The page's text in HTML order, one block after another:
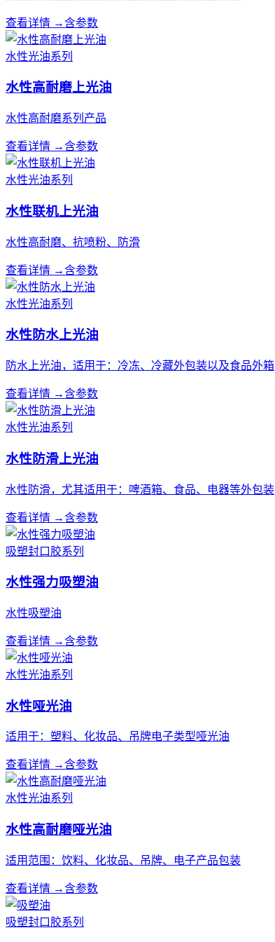
查看详情 →含参数
水性光油系列
水性高耐磨上光油
水性高耐磨系列产品
查看详情 →含参数
水性光油系列
水性联机上光油
水性高耐磨、抗喷粉、防滑
查看详情 →含参数
水性光油系列
水性防水上光油
防水上光油，适用于：冷冻、冷藏外包装以及食品外箱
查看详情 →含参数
水性光油系列
水性防滑上光油
水性防滑，尤其适用于：啤酒箱、食品、电器等外包装
查看详情 →含参数
吸塑封口胶系列
水性强力吸塑油
水性吸塑油
查看详情 →含参数
水性光油系列
水性哑光油
适用于：塑料、化妆品、吊牌电子类型哑光油
查看详情 →含参数
水性光油系列
水性高耐磨哑光油
适用范围：饮料、化妆品、吊牌、电子产品包装
查看详情 →含参数
吸塑封口胶系列